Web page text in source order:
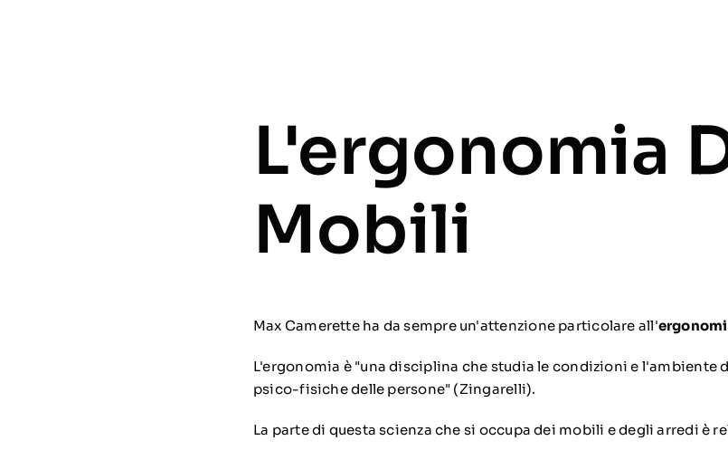
L'ergonomia
Mobili
Max Cameretteha da sempre un'attenzione particolare all'
L'ergonomia è "una disciplina che studia le condizioni e l'ambiente
psico-fisiche delle persone" (Zingarelli).
La parte di questa scienza che si occupa dei mobili e degli arredi è